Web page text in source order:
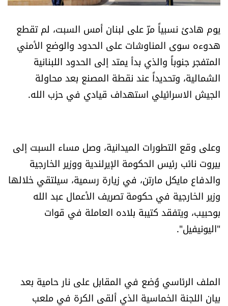
كتّابنا
تحت المجهر
العالم
الصحافة الإسرائيلية
ثقافة وفنون
اقرأ تضحك
يوم هادئ نسبياً مرّ على لبنان أمس السبت، لم تقطع
هدوءه سوى المناوشات على الحدود والوضع الأمني
المتفجر جنوباً والذي بدأ يمتد إلى الحدود اللبنانية
الشمالية، وتحديداً عند نقطة المصنع بعد محاولة
الجيش الاسرائيلي استهداف قيادي في حزب الله.
وعلى وقع التطورات الميدانية، وصل مساء السبت إلى
بيروت نائب رئيس الحكومة الإيرلندية ووزير الخارجية
والدفاع مايكل مارتن، في زيارة رسمية، سيلتقي خلالها
وزير الخارجية في حكومة تصريف الأعمال عبد الله
بوحبيب، ويتفقد كتيبة بلاده العاملة في قوات
"اليونيفيل".
الملف الرئاسي وُضع في المقابل على نار حامية بعد
بيان اللجنة الخماسية الذي ألقى الكرة في ملعب